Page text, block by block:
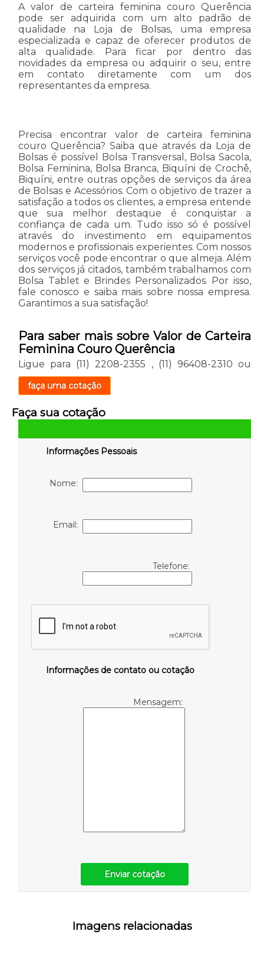
A valor de carteira feminina couro Querência
pode ser adquirida com um alto padrão de
qualidade na Loja de Bolsas, uma empresa
especializada e capaz de oferecer produtos de
alta qualidade. Para ficar por dentro das
novidades da empresa ou adquirir o seu, entre
em contato diretamente com um dos
representantes da empresa.
Precisa encontrar valor de carteira feminina
couro Querência? Saiba que através da Loja de
Bolsas é possível Bolsa Transversal, Bolsa Sacola,
Bolsa Feminina, Bolsa Branca, Biquíni de Crochê,
Biquíni, entre outras opções de serviços da área
de Bolsas e Acessórios. Com o objetivo de trazer a
satisfação a todos os clientes, a empresa entende
que sua melhor destaque é conquistar a
confiança de cada um. Tudo isso só é possível
através do investimento em equipamentos
modernos e profissionais experientes. Com nossos
serviços você pode encontrar o que almeja. Além
dos serviços já citados, também trabalhamos com
Bolsa Tablet e Brindes Personalizados. Por isso,
fale conosco e saiba mais sobre nossa empresa.
Garantimos a sua satisfação!
Para saber mais sobre Valor de Carteira
Feminina Couro Querência
Ligue para (11) 2208-2355 , (11) 96408-2310 ou
faça uma cotação
Faça sua cotação
Informações Pessoais
Nome:
Email:
Telefone:
Informações de contato ou cotação
Mensagem:
Enviar cotação
Imagens relacionadas